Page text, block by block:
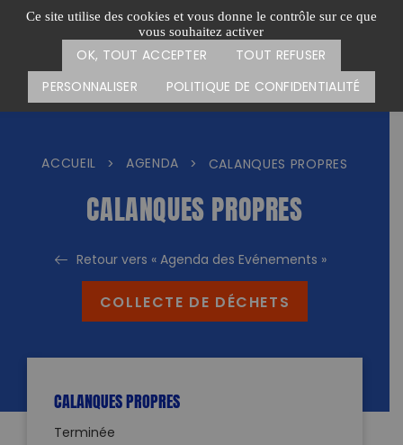
Ce site utilise des cookies et vous donne le contrôle sur ce que
vous souhaitez activer
OK, TOUT ACCEPTER
TOUT REFUSER
PERSONNALISER
POLITIQUE DE CONFIDENTIALITÉ
Passer
Menu
CARTE DES ACTIONS FAIRE UN DON
ACCUEIL > AGENDA > CALANQUES PROPRES
CALANQUES PROPRES
Retour vers « Agenda des Evénements »
COLLECTE DE DÉCHETS
CALANQUES PROPRES
Terminée